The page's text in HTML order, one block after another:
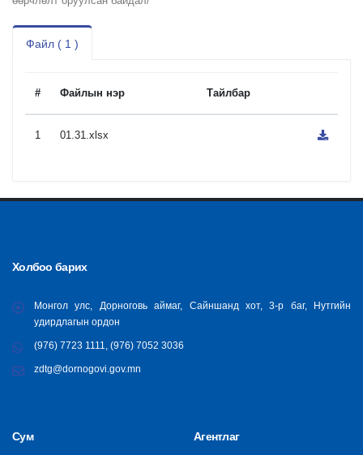
Файл ( 1 )
# Файлын нэр Тайлбар
1 01.31.xlsx
Холбоо барих
Монгол улс, Дорноговь аймаг, Сайншанд хот, 3-р баг, Нутгийн
удирдлагын ордон
(976) 7723 1111, (976) 7052 3036
zdtg@dornogovi.gov.mn
Сум Агентлаг